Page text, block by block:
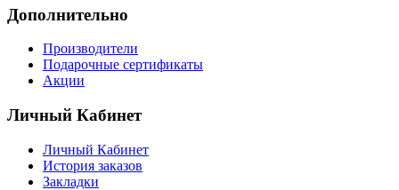
Дополнительно
Производители
Подарочные сертификаты
Акции
Личный Кабинет
Личный Кабинет
История заказов
Закладки